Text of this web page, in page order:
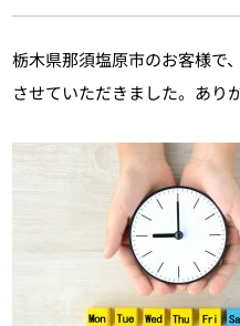
栃木県那須塩原市のお客様で
させていただきました。あり